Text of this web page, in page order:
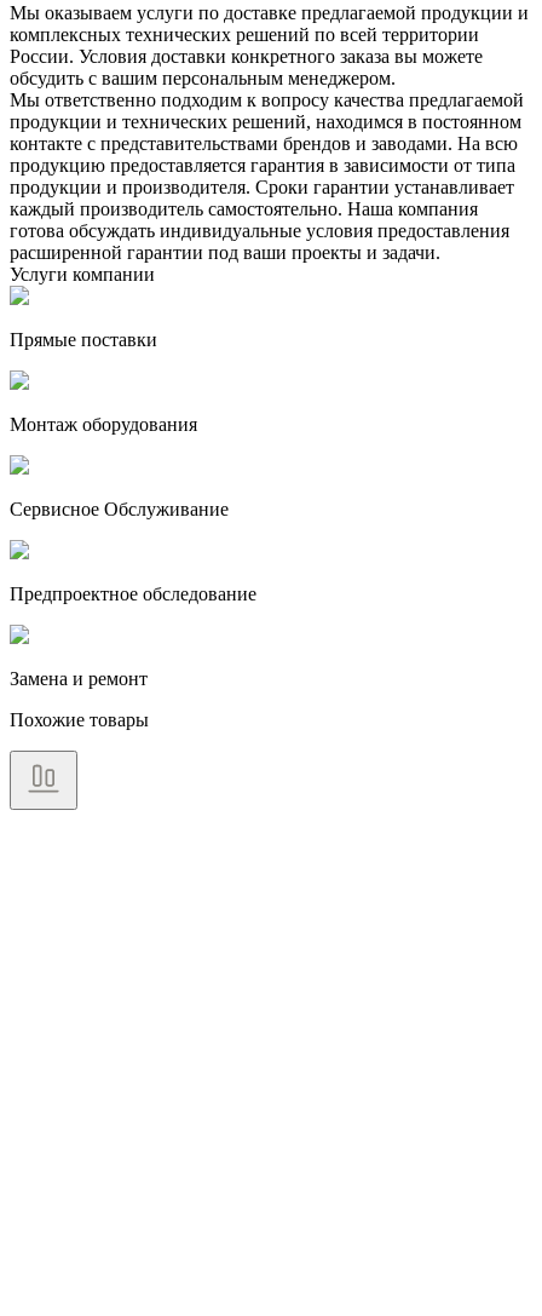
Мы оказываем услуги по доставке предлагаемой продукции и
комплексных технических решений по всей территории
России. Условия доставки конкретного заказа вы можете
обсудить с вашим персональным менеджером.
Мы ответственно подходим к вопросу качества предлагаемой
продукции и технических решений, находимся в постоянном
контакте с представительствами брендов и заводами. На всю
продукцию предоставляется гарантия в зависимости от типа
продукции и производителя. Сроки гарантии устанавливает
каждый производитель самостоятельно. Наша компания
готова обсуждать индивидуальные условия предоставления
расширенной гарантии под ваши проекты и задачи.
Услуги компании
Прямые поставки
Монтаж оборудования
Сервисное Обслуживание
Предпроектное обследование
Замена и ремонт
Похожие товары